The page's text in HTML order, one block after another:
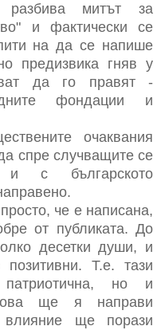
митът за
и фактически се
на да се напише
предизвика гняв у
да го правят -
фондации и
очаквания
спре случващите се
и с българското
че е написана,
от публиката. До
десетки души, и
Т.е. тази
но и
ще я направи
ще порази